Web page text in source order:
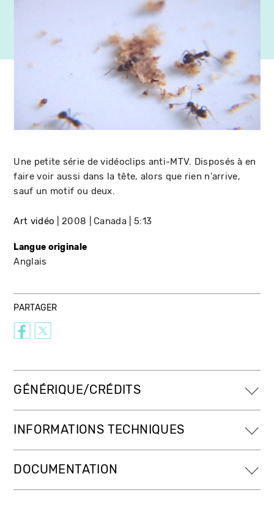
Une petite série de vidéoclips anti-MTV. Disposés à en
faire voir aussi dans la tête, alors que rien n'arrive,
sauf un motif ou deux.
Art vidéo 2008 Canada 5:13
Langue originale
Anglais
PARTAGER
GÉNÉRIQUE/CRÉDITS
INFORMATIONS TECHNIQUES
DOCUMENTATION